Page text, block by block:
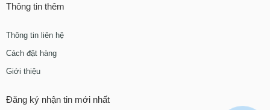
Thông tin thêm
Thông tin liên hệ
Cách đặt hàng
Giới thiệu
Đăng ký nhận tin mới nhất